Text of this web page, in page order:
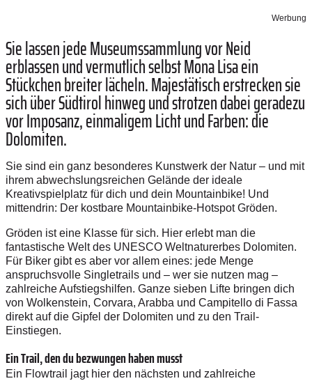
Werbung
Sie lassen jede Museumssammlung vor Neid
erblassen und vermutlich selbst Mona Lisa ein
Stückchen breiter lächeln. Majestätisch erstrecken sie
sich über Südtirol hinweg und strotzen dabei geradezu
vor Imposanz, einmaligem Licht und Farben: die
Dolomiten.
Sie sind ein ganz besonderes Kunstwerk der Natur – und mit
ihrem abwechslungsreichen Gelände der ideale
Kreativspielplatz für dich und dein Mountainbike! Und
mittendrin: Der kostbare Mountainbike-Hotspot Gröden.
Gröden ist eine Klasse für sich. Hier erlebt man die
fantastische Welt des UNESCO Weltnaturerbes Dolomiten.
Für Biker gibt es aber vor allem eines: jede Menge
anspruchsvolle Singletrails und – wer sie nutzen mag –
zahlreiche Aufstiegshilfen. Ganze sieben Lifte bringen dich
von Wolkenstein, Corvara, Arabba und Campitello di Fassa
direkt auf die Gipfel der Dolomiten und zu den Trail-
Einstiegen.
Ein Trail, den du bezwungen haben musst
Ein Flowtrail jagt hier den nächsten und zahlreiche